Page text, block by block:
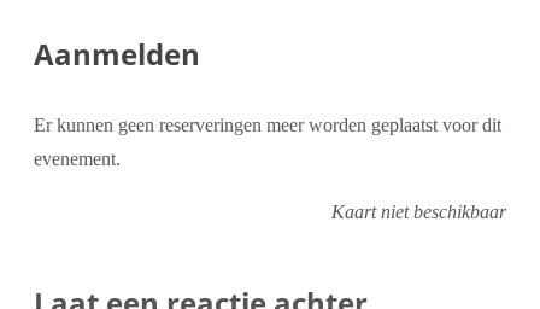
Aanmelden
Er kunnen geen reserveringen meer worden geplaatst voor dit
evenement.
Kaart niet beschikbaar